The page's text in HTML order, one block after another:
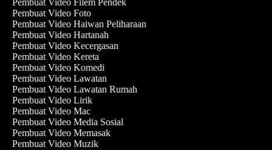
Pembuat Video Filem Pendek
Pembuat Video Foto
Pembuat Video Haiwan Peliharaan
Pembuat Video Hartanah
Pembuat Video Kecergasan
Pembuat Video Kereta
Pembuat Video Komedi
Pembuat Video Lawatan
Pembuat Video Lawatan Rumah
Pembuat Video Lirik
Pembuat Video Mac
Pembuat Video Media Sosial
Pembuat Video Memasak
Pembuat Video Muzik